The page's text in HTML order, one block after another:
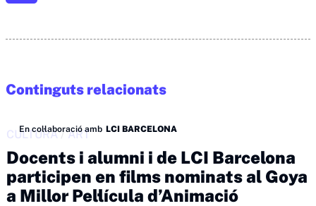
Continguts relacionats
En col·laboració amb LCI BARCELONA
CULTURA/ART
Docents i alumni i de LCI Barcelona
participen en films nominats al Goya
a Millor Pel·lícula d’Animació